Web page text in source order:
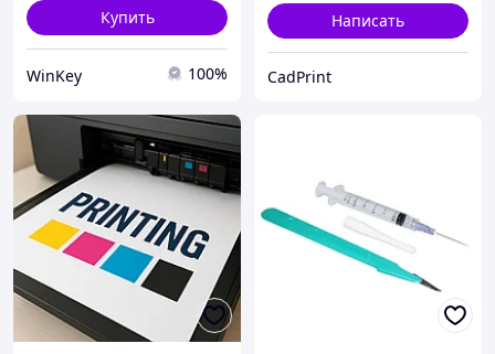
Купить
WinKey 100%
Написать
CadPrint